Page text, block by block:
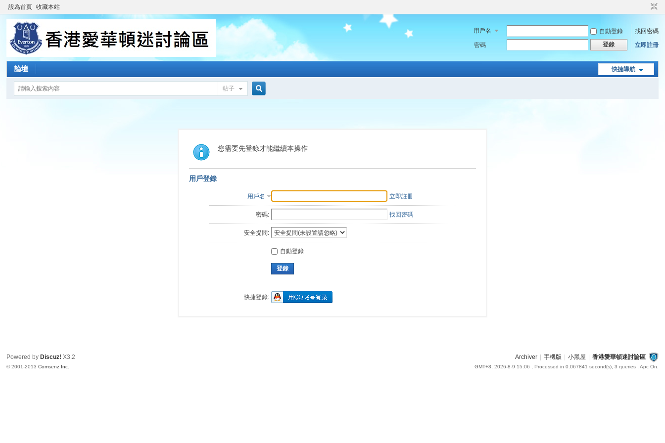
設為首頁 收藏本站
用戶名 自動登錄
找回密碼
密碼
登錄 立即註冊
快捷導航
論壇
帖子
索
您需要先登錄才能繼續本操作
用戶登錄
用戶名 立即註冊
密碼: 找回密碼
安全提問:
自動登錄
登錄
快捷登錄:
Archiver 手機版 小黑屋 香港愛華頓迷討論區
GMT+8, 2026-8-9 15:06 , Processed in 0.067841 second(s), 3 queries , Apc On.
Powered by Discuz! X3.2
© 2001-2013Comsenz Inc.